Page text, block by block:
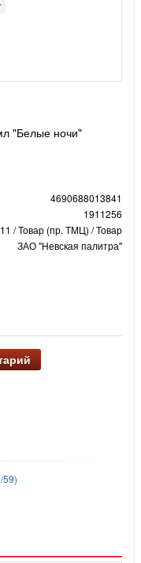
"Белые ночи"
4690688013841
1911256
/ Товар (пр. ТМЦ) / Товар
ЗАО "Невская палитра"
59)